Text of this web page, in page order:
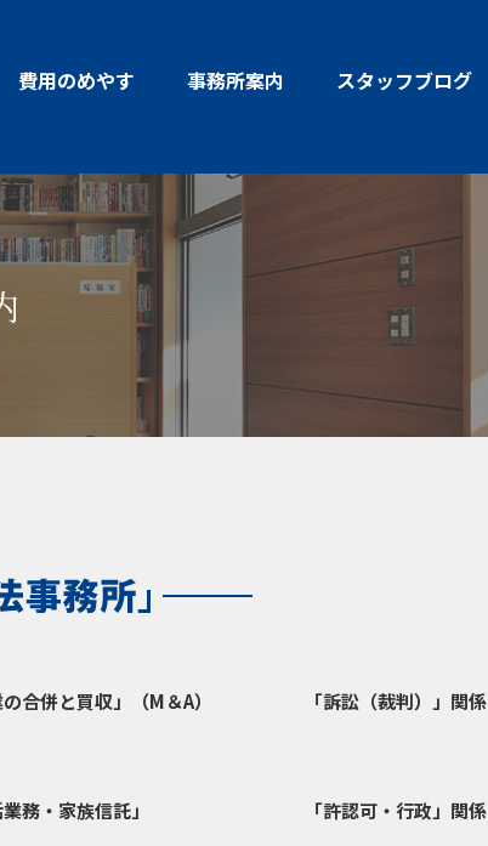
費用のめやす 事務所案内 スタッフブログ
の合併と買収」（M＆A） 「訴訟（裁判）」関係
業務・家族信託」 「許認可・行政」関係